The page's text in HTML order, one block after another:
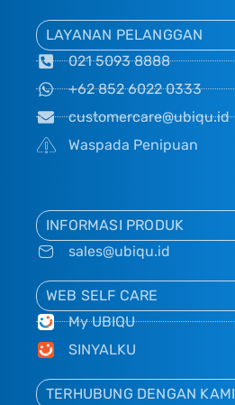
LAYANAN PELANGGAN
021 5093 8888
+62 852 6022 0333
customercare@ubiqu.id
Waspada Penipuan
INFORMASI PRODUK
sales@ubiqu.id
WEB SELF CARE
My UBIQU
SINYALKU
TERHUBUNG DENGAN KAMI